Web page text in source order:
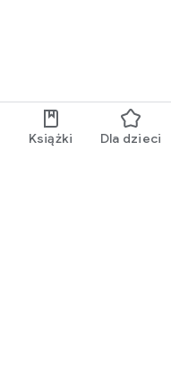
Książki Dla dzieci